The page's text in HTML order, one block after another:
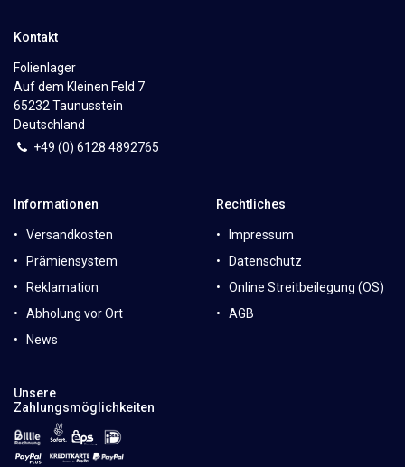
Kontakt
Folienlager
Auf dem Kleinen Feld 7
65232 Taunusstein
Deutschland
+49 (0) 6128 4892765
Informationen
Versandkosten
Prämiensystem
Reklamation
Abholung vor Ort
News
Rechtliches
Impressum
Datenschutz
Online Streitbeilegung (OS)
AGB
Unsere
Zahlungsmöglichkeiten